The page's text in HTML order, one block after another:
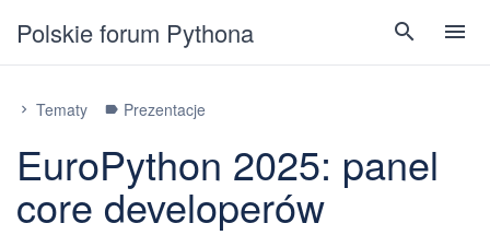
Polskie forum Pythona search menu
chevron_right Tematy label Prezentacje
EuroPython 2025: panel
core developerów